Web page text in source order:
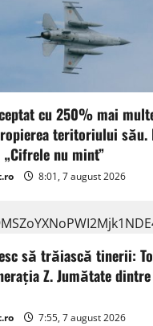
cu 250% mai
teritoriului
nu mint”
8:01, 7 august 2026
să trăiască tinerii:
Z. Jumătate
7:55, 7 august 2026